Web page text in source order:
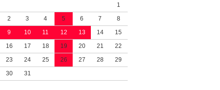
1
2
3 4 5 6 7
8
9
10 11 12 13 14
15
16
17 18 19 20 21
22
23
24 25 26 27 28
29
30
31